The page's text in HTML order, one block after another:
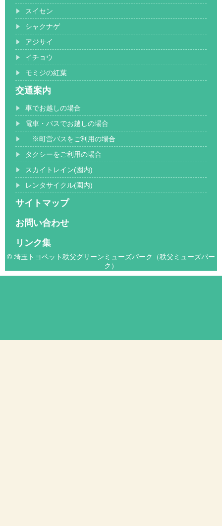
スイセン
シャクナゲ
アジサイ
イチョウ
モミジの紅葉
交通案内
車でお越しの場合
電車・バスでお越しの場合
※町営バスをご利用の場合
タクシーをご利用の場合
スカイトレイン(園内)
レンタサイクル(園内)
サイトマップ
お問い合わせ
リンク集
© 埼玉トヨペット秩父グリーンミューズパーク（秩父ミューズパー
ク）